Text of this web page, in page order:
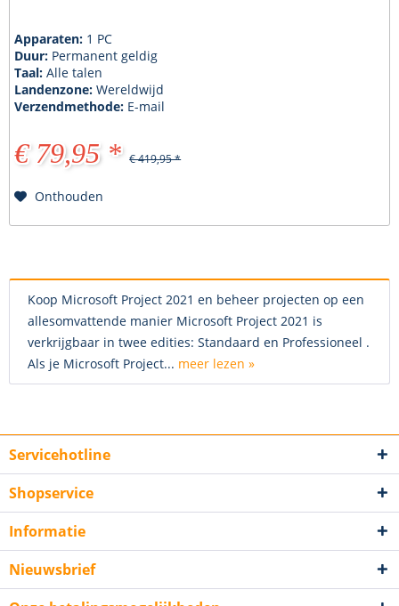
Apparaten: 1 PC
Duur: Permanent geldig
Taal:Alle talen
Landenzone:Wereldwijd
Verzendmethode: E-mail
€ 79,95 * € 419,95 *
Onthouden
Koop Microsoft Project 2021 en beheer projecten op een
allesomvattende manier Microsoft Project 2021 is
verkrijgbaar in twee edities: Standaard en Professioneel .
Als je Microsoft Project... meer lezen »
Servicehotline
Shopservice
Informatie
Nieuwsbrief